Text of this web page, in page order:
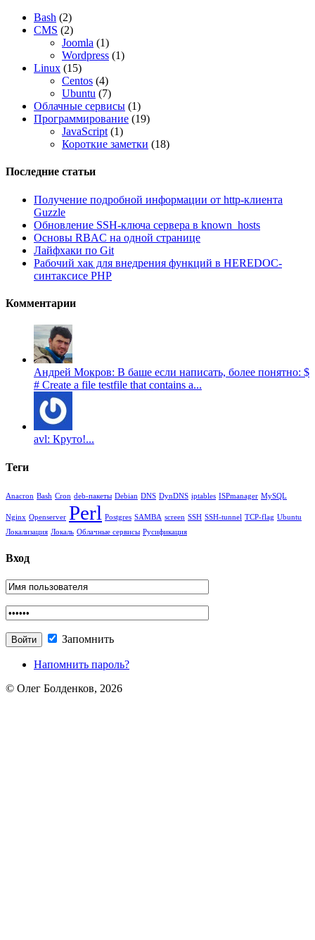
Bash (2)
CMS (2)
Joomla (1)
Wordpress (1)
Linux (15)
Centos (4)
Ubuntu (7)
Облачные сервисы (1)
Программирование (19)
JavaScript (1)
Короткие заметки (18)
Последние статьи
Получение подробной информации от http-клиента
Guzzle
Обновление SSH-ключа сервера в known_hosts
Основы RBAC на одной странице
Лайфхаки по Git
Рабочий хак для внедрения функций в HEREDOC-
синтаксисе PHP
Комментарии
Андрей Мокров: В баше если написать, более понятно: $
# Create a file testfile that contains a...
avl: Круто!...
Теги
Anacron Bash Cron deb-пакеты Debian DNS DynDNS iptables ISPmanager MySQL
Nginx Openserver Perl Postgres SAMBA screen SSH SSH-tunnel TCP-flag Ubuntu
Локализация Локаль Облачные сервисы Русификация
Вход
Запомнить
Напомнить пароль?
© Олег Болденков, 2026